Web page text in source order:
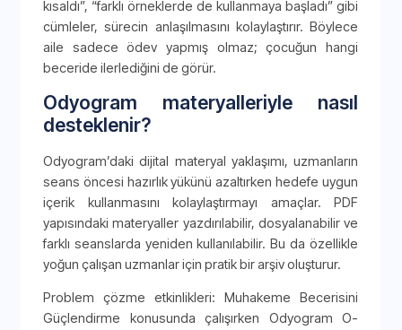
kısaldı”, “farklı örneklerde de kullanmaya başladı” gibi
cümleler, sürecin anlaşılmasını kolaylaştırır. Böylece
aile sadece ödev yapmış olmaz; çocuğun hangi
beceride ilerlediğini de görür.
Odyogram materyalleriyle nasıl
desteklenir?
Odyogram’daki dijital materyal yaklaşımı, uzmanların
seans öncesi hazırlık yükünü azaltırken hedefe uygun
içerik kullanmasını kolaylaştırmayı amaçlar. PDF
yapısındaki materyaller yazdırılabilir, dosyalanabilir ve
farklı seanslarda yeniden kullanılabilir. Bu da özellikle
yoğun çalışan uzmanlar için pratik bir arşiv oluşturur.
Problem çözme etkinlikleri: Muhakeme Becerisini
Güçlendirme konusunda çalışırken Odyogram O-